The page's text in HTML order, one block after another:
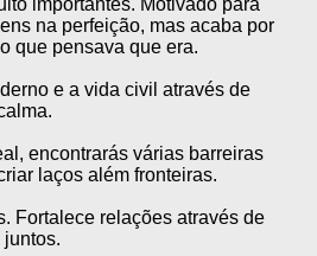
importantes. Motivado para
na perfeição, mas acaba por
que pensava que era.
e a vida civil através de
encontrarás várias barreiras
laços além fronteiras.
Fortalece relações através de